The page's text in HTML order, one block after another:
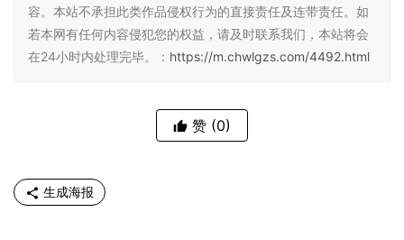
容。本站不承担此类作品侵权行为的直接责任及连带责任。如
若本网有任何内容侵犯您的权益，请及时联系我们，本站将会
在24小时内处理完毕。： https://m.chwlgzs.com/4492.html
赞 (0)
生成海报